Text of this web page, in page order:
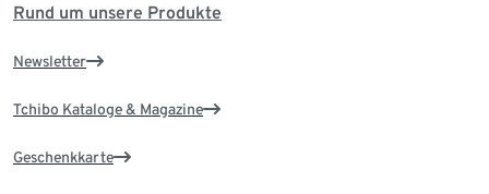
Rund um unsere Produkte
Newsletter
Tchibo Kataloge & Magazine
Geschenkkarte